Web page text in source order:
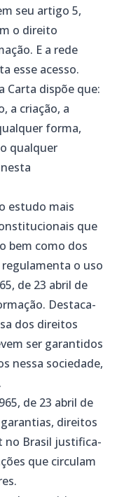
seu artigo 5,
o direito
E a rede
esse acesso.
Carta dispõe que:
a criação, a
forma,
qualquer
estudo mais
que
bem como dos
o uso
de 23 abril de
Destaca-
dos direitos
ser garantidos
nessa sociedade,
de 23 abril de
direitos
no Brasil justifica-
que circulam